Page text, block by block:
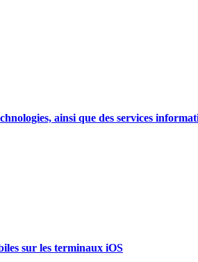
ainsi que des services
sur les terminaux iOS